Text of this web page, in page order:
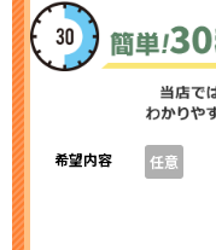
希望内容 任意